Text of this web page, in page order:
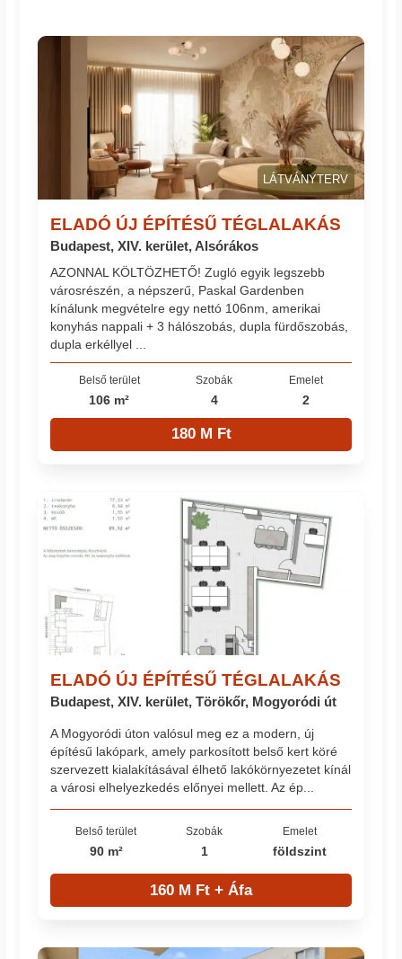
LÁTVÁNYTERV
ELADÓ ÚJ ÉPÍTÉSŰ TÉGLALAKÁS
Budapest, XIV. kerület, Alsórákos
AZONNAL KÖLTÖZHETŐ! Zugló egyik legszebb
városrészén, a népszerű, Paskal Gardenben
kínálunk megvételre egy nettó 106nm, amerikai
konyhás nappali + 3 hálószobás, dupla fürdőszobás,
dupla erkéllyel ...
Belső terület
106 m²
Szobák
4
Emelet
2
180 M Ft
ELADÓ ÚJ ÉPÍTÉSŰ TÉGLALAKÁS
Budapest, XIV. kerület, Törökőr, Mogyoródi út
A Mogyoródi úton valósul meg ez a modern, új
építésű lakópark, amely parkosított belső kert köré
szervezett kialakításával élhető lakókörnyezetet kínál
a városi elhelyezkedés előnyei mellett. Az ép...
Belső terület
90 m²
Szobák
1
Emelet
földszint
160 M Ft + Áfa